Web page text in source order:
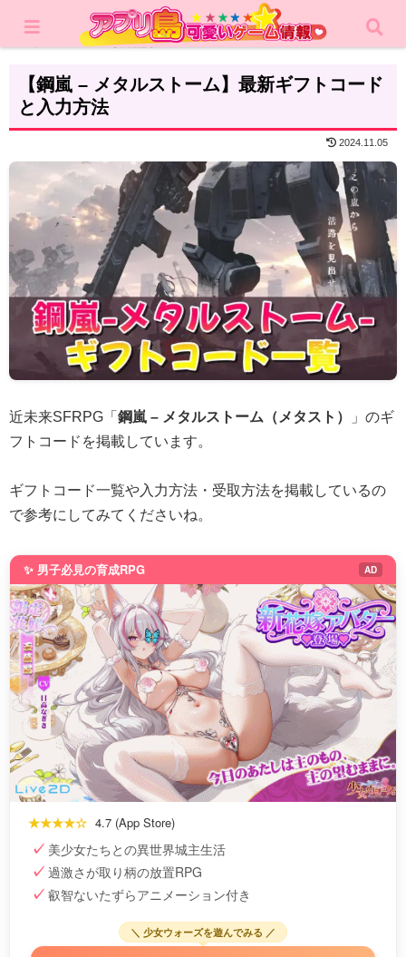
攻略記事
【鋼嵐 – メタルストーム】最新ギフトコード
と入力方法
2024.11.05
近未来SFRPG「 鋼嵐 – メタルストーム（メタスト）
」のギ
フトコードを掲載しています。
ギフトコード一覧や入力方法・受取方法を掲載しているの
で参考にしてみてくださいね。
✨ 男子必見の育成RPG AD
★★★★☆ 4.7 (App Store)
美少女たちとの異世界城主生活
過激さが取り柄の放置RPG
叡智ないたずらアニメーション付き
＼ 少女ウォーズを遊んでみる ／